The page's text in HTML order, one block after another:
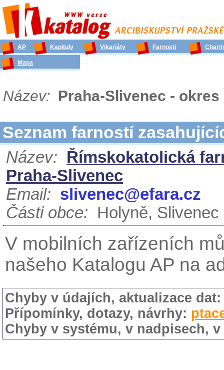
AP Kapituly Vikariáty Farnosti
Mapa
Název: Praha-Slivenec -
Seznam farností
Název: Římskokatolická
Praha-Slivenec
Email: slivenec@efara.cz
Části obce: Holyně, Slivenec
V mobilních zařízeních
našeho Katalogu AP na
Chyby v údajích, aktualizace
Přípomínky, dotazy, návrhy:
Chyby v systému, v nadpisech,